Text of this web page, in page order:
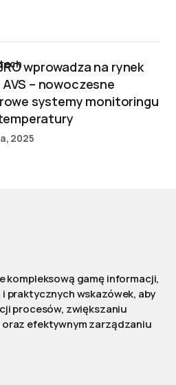
wprowadza na rynek
AVS – nowoczesne
systemy monitoringu
2025
kompleksową gamę informacji,
praktycznych wskazówek, aby
procesów, zwiększaniu
efektywnym zarządzaniu